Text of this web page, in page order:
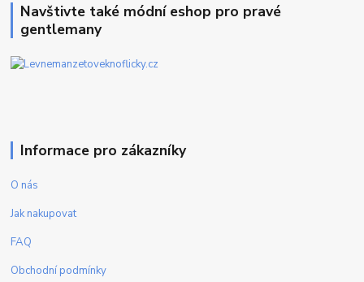
Navštivte také módní eshop pro pravé
gentlemany
Informace pro zákazníky
O nás
Jak nakupovat
FAQ
Obchodní podmínky